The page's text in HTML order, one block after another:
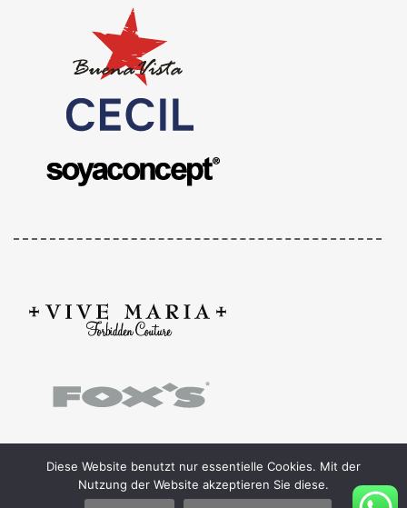
Diese Website benutzt nur essentielle Cookies. Mit der
Nutzung der Website akzeptieren Sie diese.